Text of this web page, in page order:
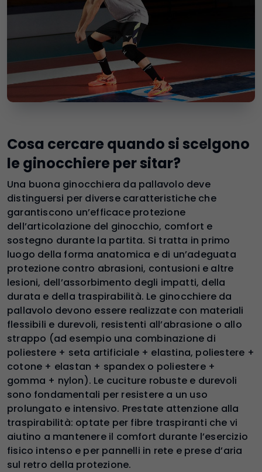
Cosa cercare quando si scelgono
le ginocchiere per sitar?
Una buona ginocchiera da pallavolo deve
distinguersi per diverse caratteristiche che
garantiscono un’efficace protezione
dell’articolazione del ginocchio, comfort e
sostegno durante la partita. Si tratta in primo
luogo della forma anatomica e di un’adeguata
protezione contro abrasioni, contusioni e altre
lesioni, dell’assorbimento degli impatti, della
durata e della traspirabilità. Le ginocchiere da
pallavolo devono essere realizzate con materiali
flessibili e durevoli, resistenti all’abrasione o allo
strappo (ad esempio una combinazione di
poliestere + seta artificiale + elastina, poliestere +
cotone + elastan + spandex o poliestere +
gomma + nylon). Le cuciture robuste e durevoli
sono fondamentali per resistere a un uso
prolungato e intensivo. Prestate attenzione alla
traspirabilità: optate per fibre traspiranti che vi
aiutino a mantenere il comfort durante l’esercizio
fisico intenso e per pannelli in rete e prese d’aria
sul retro della protezione.